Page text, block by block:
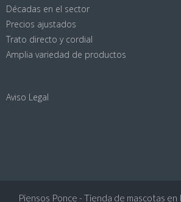
Décadas en el sector
Precios ajustados
Trato directo y cordial
Amplia variedad de productos
Aviso Legal
Piensos Ponce - Tienda de mascotas